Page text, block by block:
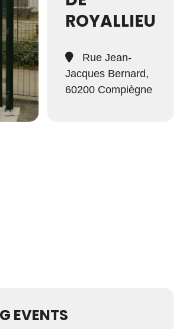
ROYALLIEU
Rue Jean-
Jacques Bernard,
60200 Compiègne
EVENTS